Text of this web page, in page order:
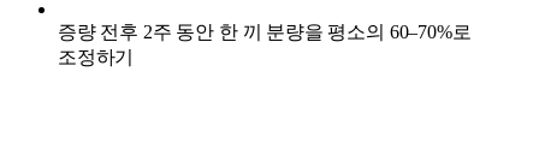
증량 전후 2주 동안 한 끼 분량을 평소의 60–70%로
조정하기